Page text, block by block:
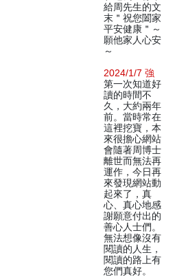
給周先生的文
末＂祝您闔家
平安健康＂～
願他家人心安
～
2024/1/7 強
第一次知道好
讀的時間不
久，大約兩年
前。當時常在
這裡挖寶，本
來很擔心網站
會隨著周博士
離世而無法再
運作，今日再
來發現網站動
起來了，真
心、真心地感
謝願意付出的
善心人士們。
無法想像沒有
閱讀的人生，
閱讀的路上有
您們真好。